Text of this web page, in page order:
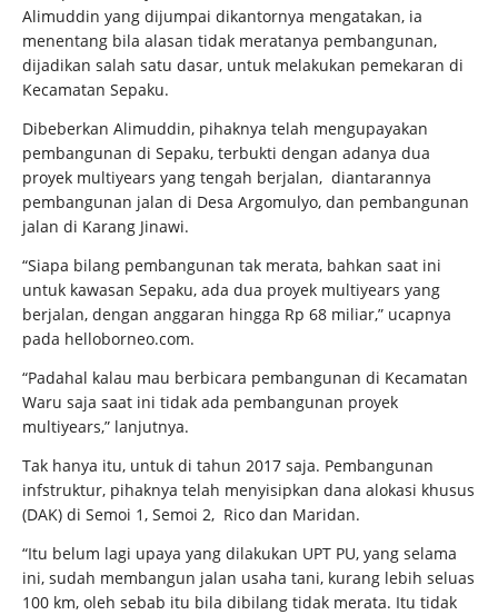
Alimuddin yang dijumpai dikantornya mengatakan, ia
menentang bila alasan tidak meratanya pembangunan,
dijadikan salah satu dasar, untuk melakukan pemekaran di
Kecamatan Sepaku.
Dibeberkan Alimuddin, pihaknya telah mengupayakan
pembangunan di Sepaku, terbukti dengan adanya dua
proyek multiyears yang tengah berjalan, diantarannya
pembangunan jalan di Desa Argomulyo, dan pembangunan
jalan di Karang Jinawi.
“Siapa bilang pembangunan tak merata, bahkan saat ini
untuk kawasan Sepaku, ada dua proyek multiyears yang
berjalan, dengan anggaran hingga Rp 68 miliar,” ucapnya
pada helloborneo.com.
“Padahal kalau mau berbicara pembangunan di Kecamatan
Waru saja saat ini tidak ada pembangunan proyek
multiyears,” lanjutnya.
Tak hanya itu, untuk di tahun 2017 saja. Pembangunan
infstruktur, pihaknya telah menyisipkan dana alokasi khusus
(DAK) di Semoi 1, Semoi 2, Rico dan Maridan.
“Itu belum lagi upaya yang dilakukan UPT PU, yang selama
ini, sudah membangun jalan usaha tani, kurang lebih seluas
100 km, oleh sebab itu bila dibilang tidak merata. Itu tidak